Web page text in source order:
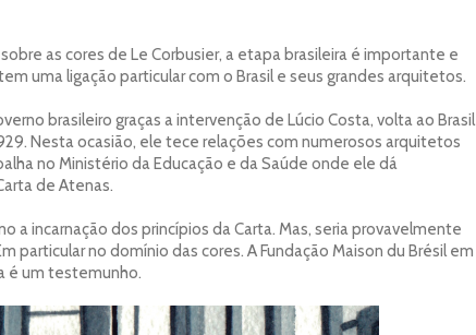
as cores de Le Corbusier, a etapa brasileira é importante e
uma ligação particular com o Brasil e seus grandes arquitetos.
brasileiro graças a intervenção de Lúcio Costa, volta ao Brasil
Nesta ocasião, ele tece relações com numerosos arquitetos
no Ministério da Educação e da Saúde onde ele dá
de Atenas.
a incarnação dos princípios da Carta. Mas, seria provavelmente
particular no domínio das cores. A Fundação Maison du Brésil em
é um testemunho.